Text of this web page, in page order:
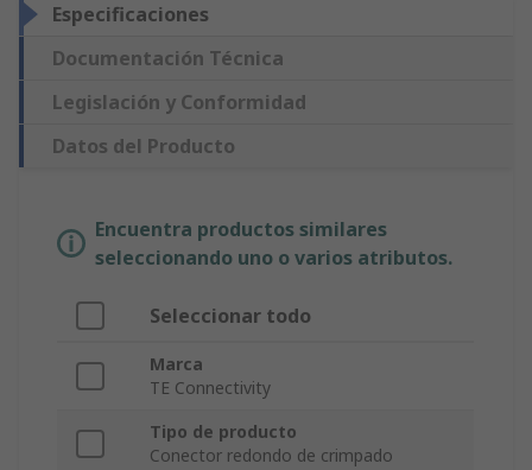
Especificaciones
Documentación Técnica
Legislación y Conformidad
Datos del Producto
Encuentra productos similares
seleccionando uno o varios atributos.
Seleccionar todo
Marca
TE Connectivity
Tipo de producto
Conector redondo de crimpado